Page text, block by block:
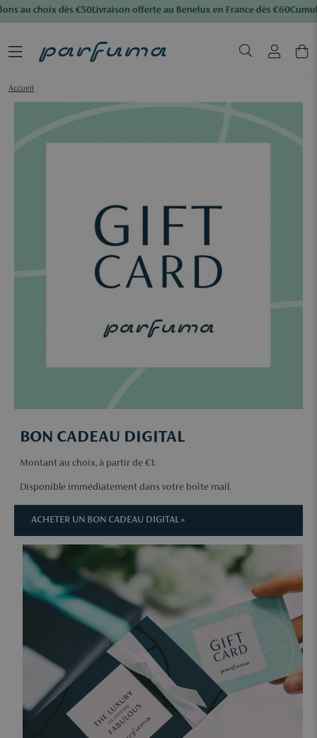
au choix dès €50Livraison offerte au Benelux en France dès €60
Accueil
BON CADEAU DIGITAL
Montant au choix, à partir de €1.
Disponible immédiatement dans votre boîte mail.
ACHETER UN BON CADEAU DIGITAL »